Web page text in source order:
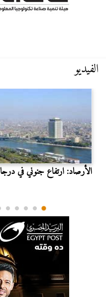
الفيديو
الأرصاد: ارتفاع جنوني في درجات